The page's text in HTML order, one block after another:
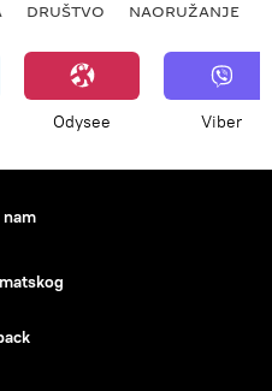
DRUŠTVO NAORUŽANJE
Odysee Viber